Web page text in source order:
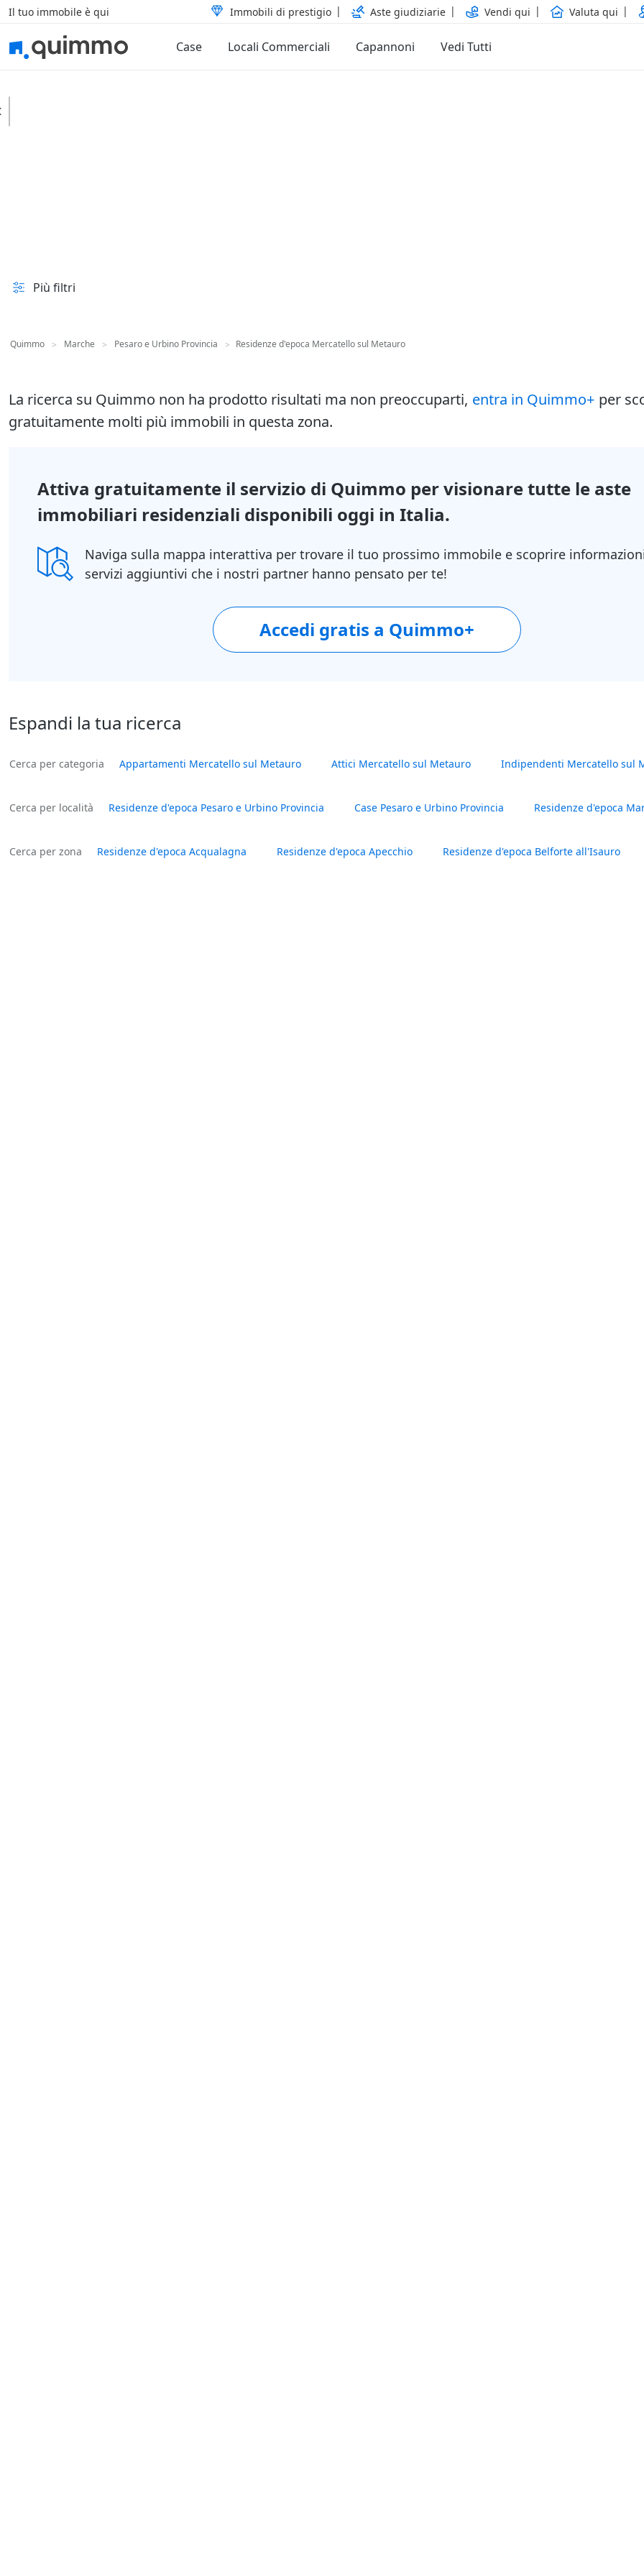
Il tuo immobile è qui Immobili di prestigio Aste giudiziarie Vendi qui Valuta qui
Case Locali Commerciali Capannoni Vedi Tutti
Più filtri
Quimmo > Marche > Pesaro e Urbino Provincia > Residenze d'epoca Mercatello sul Metauro
La ricerca su Quimmo non ha prodotto risultati ma non preoccuparti, entra in Quimmo+ per
gratuitamente molti più immobili in questa zona.
Attiva gratuitamente il servizio di Quimmo per visionare tutte le aste
immobiliari residenziali disponibili oggi in Italia.
Naviga sulla mappa interattiva per trovare il tuo prossimo immobile e scoprire
servizi aggiuntivi che i nostri partner hanno pensato per te!
Accedi gratis a Quimmo+
Espandi la tua ricerca
Cerca per categoria Appartamenti Mercatello sul Metauro Attici Mercatello sul Metauro Indipendenti Mercatello sul
Cerca per località Residenze d'epoca Pesaro e Urbino Provincia Case Pesaro e Urbino Provincia Residenze d'epoca
Cerca per zona Residenze d'epoca Acqualagna Residenze d'epoca Apecchio Residenze d'epoca Belforte all'Isauro